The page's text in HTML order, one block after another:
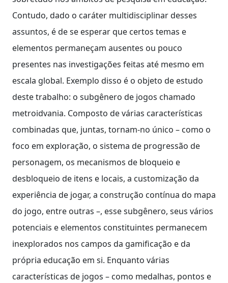
Contudo, dado o caráter multidisciplinar desses
assuntos, é de se esperar que certos temas e
elementos permaneçam ausentes ou pouco
presentes nas investigações feitas até mesmo em
escala global. Exemplo disso é o objeto de estudo
deste trabalho: o subgênero de jogos chamado
metroidvania. Composto de várias características
combinadas que, juntas, tornam-no único – como o
foco em exploração, o sistema de progressão de
personagem, os mecanismos de bloqueio e
desbloqueio de itens e locais, a customização da
experiência de jogar, a construção contínua do mapa
do jogo, entre outras –, esse subgênero, seus vários
potenciais e elementos constituintes permanecem
inexplorados nos campos da gamificação e da
própria educação em si. Enquanto várias
características de jogos – como medalhas, pontos e